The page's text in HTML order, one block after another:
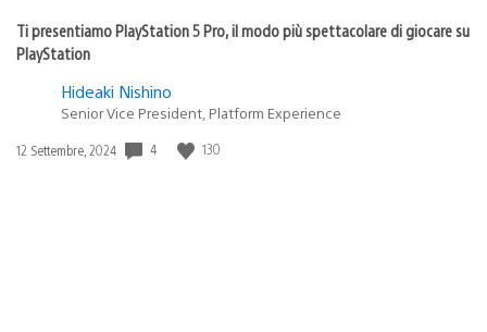
Ti presentiamo PlayStation 5 Pro, il modo più spettacolare di giocare su
PlayStation
Hideaki Nishino
Senior Vice President, Platform Experience
Data
12 Settembre, 2024 4 130